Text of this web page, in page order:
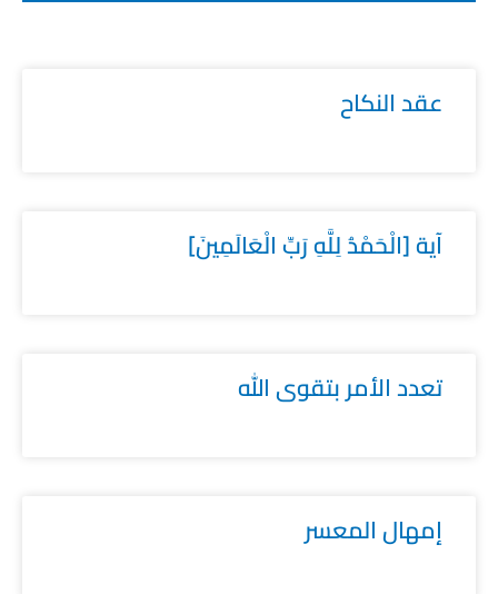
عقد النكاح
آية [الْحَمْدُ لِلَّهِ رَبِّ الْعَالَمِينَ]
تعدد الأمر بتقوى الله
إمهال المعسر